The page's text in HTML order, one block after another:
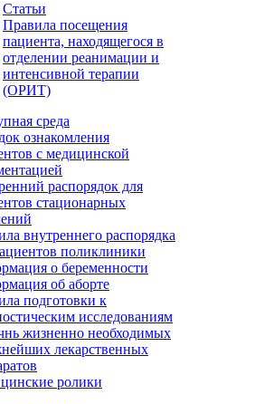
Статьи
Правила посещения
пациента, находящегося в
отделении реанимации и
интенсивной терапии
(ОРИТ)
среда
ознакомления
с медицинской
распорядок для
стационарных
внутреннего распорядка
поликлиники
о беременности
об аборте
подготовки к
исследованиям
жизненно необходимых
лекарственных
ролики